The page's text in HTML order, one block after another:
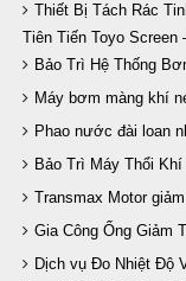
Thiết Bị Tách Rác
Tiên Tiến Toyo Screen
Bảo Trì Hệ Thống
Máy bơm màng khí
Phao nước đài loan
Bảo Trì Máy Thổi
Transmax Motor
Gia Công Ống Giảm
Dịch vụ Đo Nhiệt Độ